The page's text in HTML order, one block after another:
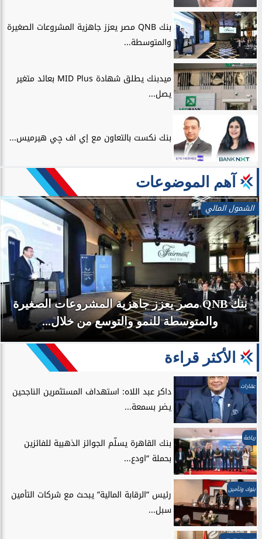
بنك QNB مصر يعزز جاهزية المشروعات الصغيرة
والمتوسطة...
ميدبنك يطلق شهادة MID Plus بعائد متغير
يصل...
بنك نكست بالتعاون مع إي اف چي هيرميس...
آهم الموضوعات
الشمول المالي
بنك QNB مصر يعزز جاهزية المشروعات الصغيرة
والمتوسطة للنمو والتوسع من خلال...
الأكثر قراءة
عقارات
داكر عبد اللاه: استهداف المستثمرين الناجحين
يضر بسمعة...
رياضة
بنك القاهرة يسلّم الجوائز الذهبية للفائزين
بحملة “اودع...
بنوك وتأمين
رئيس ”الرقابة المالية” يبحث مع شركات التأمين
سبل...